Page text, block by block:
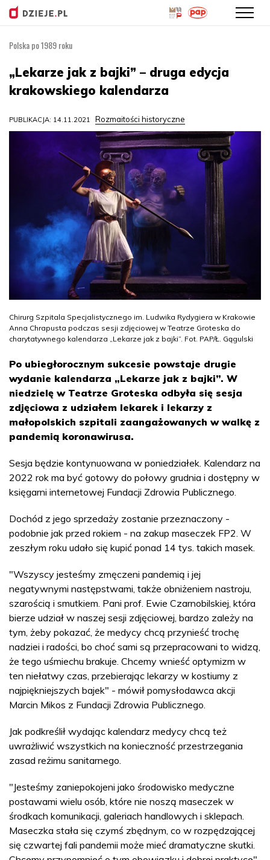
treści
Polska po 1989 roku
„Lekarze jak z bajki” – druga edycja
krakowskiego kalendarza
PUBLIKACJA: 14.11.2021 Rozmaitości historyczne
Chirurg Szpitala Specjalistycznego im. Ludwika Rydygiera w Krakowie
Anna Chrapusta podczas sesji zdjęciowej w Teatrze Groteska do
charytatywnego kalendarza „Lekarze jak z bajki”. Fot. PAP/Ł. Gągulski
Po ubiegłorocznym sukcesie powstaje drugie
wydanie kalendarza „Lekarze jak z bajki”. W
niedzielę w Teatrze Groteska odbyła się sesja
zdjęciowa z udziałem lekarek i lekarzy z
małopolskich szpitali zaangażowanych w walkę z
pandemią koronawirusa.
Sesja będzie kontynuowana w poniedziałek. Kalendarz na
2022 rok ma być gotowy do połowy grudnia i dostępny w
księgarni internetowej Fundacji Zdrowia Publicznego.
Dochód z jego sprzedaży zostanie przeznaczony -
podobnie jak przed rokiem - na zakup maseczek FP2. W
zeszłym roku udało się kupić ponad 14 tys. takich masek.
"Wszyscy jesteśmy zmęczeni pandemią i jej
negatywnymi następstwami, także obniżeniem nastroju,
szarością i smutkiem. Pani prof. Ewie Czarnobilskiej, która
bierze udział w naszej sesji zdjęciowej, bardzo zależy na
tym, żeby pokazać, że medycy chcą przynieść trochę
nadziei i radości, bo choć sami są przepracowani to widzą,
że tego uśmiechu brakuje. Chcemy wnieść optymizm w
ten niełatwy czas, przebierając lekarzy w kostiumy z
najpiękniejszych bajek" - mówił pomysłodawca akcji
Marcin Mikos z Fundacji Zdrowia Publicznego.
Jak podkreślił wydając kalendarz medycy chcą też
uwrażliwić wszystkich na konieczność przestrzegania
zasad reżimu sanitarnego.
"Jesteśmy zaniepokojeni jako środowisko medyczne
postawami wielu osób, które nie noszą maseczek w
środkach komunikacji, galeriach handlowych i sklepach.
Maseczka stała się czymś zbędnym, co w rozpędzającej
się czwartej fali pandemii może mieć dramatyczne skutki.